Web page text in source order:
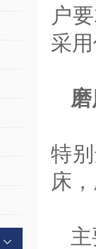
户
采
特
床